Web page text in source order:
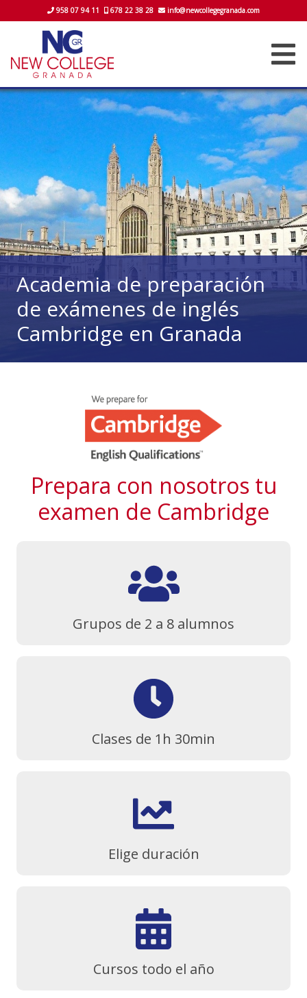
958 07 94 11 678 22 38 28 info@newcollegegranada.com
Academia de preparación
de exámenes de inglés
Cambridge en Granada
Prepara con nosotros tu
examen de Cambridge
Grupos de 2 a 8 alumnos
Clases de 1h 30min
Elige duración
Cursos todo el año